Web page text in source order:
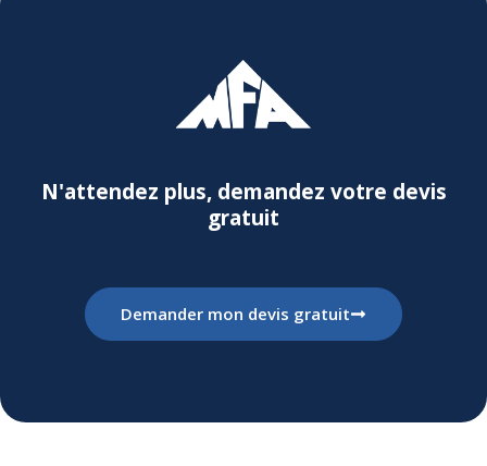
N'attendez plus, demandez votre devis
gratuit
Demander mon devis gratuit